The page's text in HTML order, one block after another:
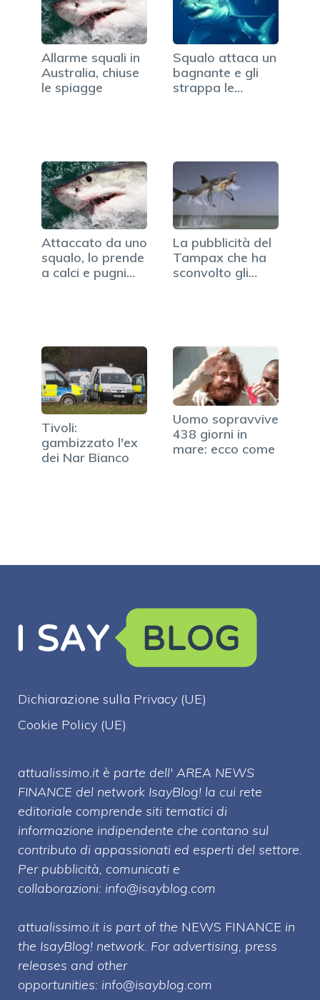
Allarme squali in
Australia, chiuse
le spiagge
Squalo attaca un
bagnante e gli
strappa le
Attaccato da uno
squalo, lo prende
a calci e pugni…
La pubblicità del
Tampax che ha
sconvolto gli
Tivoli:
gambizzato l'ex
dei Nar Bianco
Uomo sopravvive
438 giorni in
mare: ecco come
Dichiarazione sulla Privacy (UE)
Cookie Policy (UE)
attualissimo.it è parte dell' AREA NEWS
FINANCE del network IsayBlog! la cui rete
editoriale comprende siti tematici di
informazione indipendente che contano sul
contributo di appassionati ed esperti del settore.
Per pubblicità, comunicati e
collaborazioni: info@isayblog.com
attualissimo.it is part of the NEWS FINANCE in
the IsayBlog! network. For advertising, press
releases and other
opportunities: info@isayblog.com